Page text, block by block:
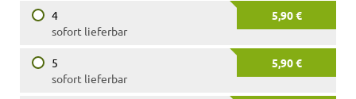
4
5,90 €
sofort lieferbar
5
5,90 €
sofort lieferbar